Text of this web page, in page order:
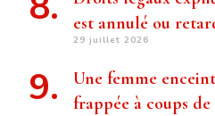
est annulé ou
29 juillet 2026
Une femme
frappée à coups